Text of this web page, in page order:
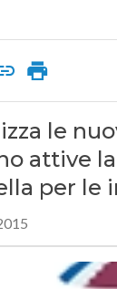
le
attive
per